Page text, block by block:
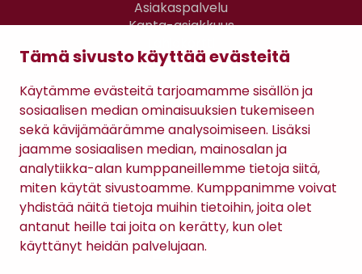
Tämä sivusto käyttää evästeitä
Käytämme evästeitä tarjoamamme sisällön ja
sosiaalisen median ominaisuuksien tukemiseen
sekä kävijämäärämme analysoimiseen. Lisäksi
jaamme sosiaalisen median, mainosalan ja
analytiikka-alan kumppaneillemme tietoja siitä,
miten käytät sivustoamme. Kumppanimme voivat
yhdistää näitä tietoja muihin tietoihin, joita olet
antanut heille tai joita on kerätty, kun olet
käyttänyt heidän palvelujaan.
Asiakaspalvelu
Kanta-asiakkuus
Gomee Ratsula Café
Sopimusehdot
Tietosuojaseloste
Maksutavat